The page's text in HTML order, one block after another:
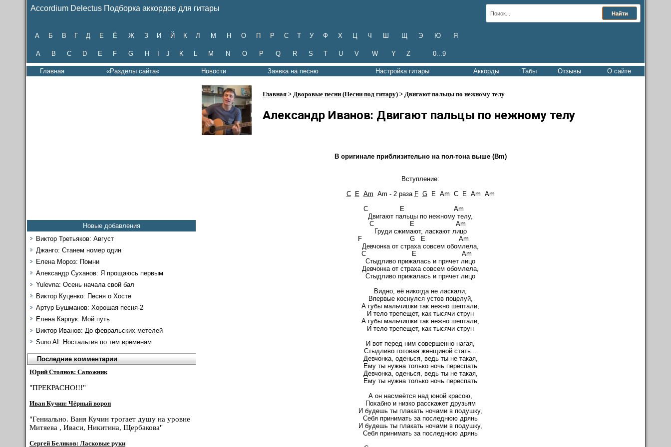
Accordium Delectus Подборка аккордов для гитары
А Б В Г Д Е Ё Ж З И Й К Л М Н О П Р С Т У Ф Х Ц Ч Ш Щ Э Ю Я
A B C D E F G H J K L M N O P Q R S T U V W Y Z 0...9
Главная «Разделы сайта« Новости Заявка на песню Настройка гитары Аккорды Табы Отзывы О сайте
Новые добавления
Виктор Третьяков: Август
Джанго: Станем номер один
Елена Мороз: Помни
Александр Суханов: Я прощаюсь первым
Yulevna: Осень начала свой бал
Виктор Куценко: Песня о Хосте
Артур Бушманов: Хорошая песня-2
Елена Карпук: Мой путь
Виктор Иванов: До февральских метелей
Suno AI: Ностальгия по тем временам
Последние комментарии
Юрий Стоянов: Сапожник
"ПРЕКРАСНО!!!"
Иван Кучин: Чёрный ворон
"Гениально. Ваня Кучин трогает душу на уровне
Митяева , Иваси, Никитина, Щербакова"
Сергей Беликов: Ласковые руки
Главная > Дворовые песни (Песни под гитару) > Двигают пальцы по нежному телу
Александр Иванов: Двигают пальцы по нежному телу
В оригинале приблизительно на пол-тона выше (Bm)
Вступление:
C
E Am Am - 2 раза F GE Am C E Am Am
C E Am
Двигают пальцы по нежному телу,
C E Am
Груди сжимают, ласкают лицо
F G E Am
Девчонка от страха совсем обомлела,
C E Am
Стыдливо прижалась и прячет лицо
Девчонка от страха совсем обомлела,
Стыдливо прижалась и прячет лицо
Видно, её никогда не ласкали,
Впервые коснулся устов поцелуй,
А губы мальчишки так нежно шептали,
И тело трепещет, как тысячи струн
А губы мальчишки так нежно шептали,
И тело трепещет, как тысячи струн
И вот перед ним совершенно нагая,
Стыдливо готовая женщиной стать...
Девчонка, оденься, ведь ты не такая,
Ему ты нужна только ночь переспать
Девчонка, оденься, ведь ты не такая,
Ему ты нужна только ночь переспать
А он насмеётся над юной красою,
Похабно и низко расскажет друзьям
И будешь ты плакать ночами в подушку,
Себя принимать за последнюю дрянь
И будешь ты плакать ночами в подушку,
Себя принимать за последнюю дрянь